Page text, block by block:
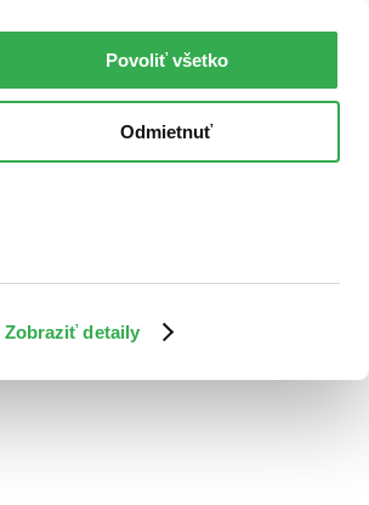
Zobraziť detaily
Povoliť všetko
Odmietnuť